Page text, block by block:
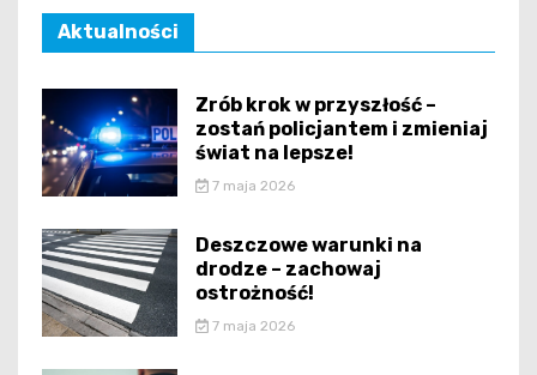
Aktualności
Zrób krok w przyszłość –
zostań policjantem i zmieniaj
świat na lepsze!
7 maja 2026
Deszczowe warunki na
drodze – zachowaj
ostrożność!
7 maja 2026